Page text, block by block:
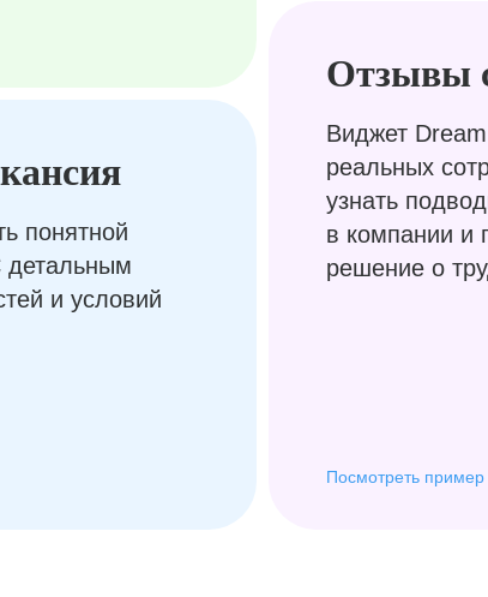
понятной
детальным
и условий
Отзывы
Виджет
реальных
узнать
в компании и
решение о
Посмотреть пример